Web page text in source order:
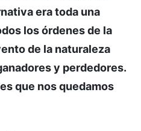
era toda una
los órdenes de la
de la naturaleza
y perdedores.
que nos quedamos